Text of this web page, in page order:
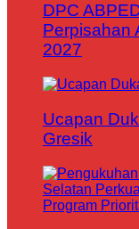
DPC
Perpisahan
2027
Ucapan
Gresik